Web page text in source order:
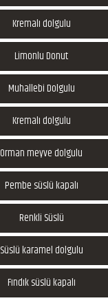
Kremalı dolgulu
Limonlu Donut
Muhallebi Dolgulu
Kremalı dolgulu
Orman meyve dolgulu
Pembe süslü kapalı
Renkli Süslü
Süslü karamel dolgulu
Fındık süslü kapalı